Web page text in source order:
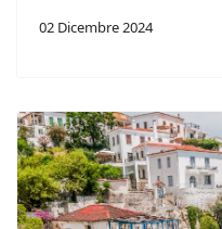
02 Dicembre 2024